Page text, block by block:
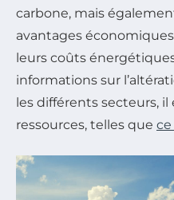
carbone, mais
avantages
leurs coûts
informations sur
les différents secteurs,
ressources, telles que ce